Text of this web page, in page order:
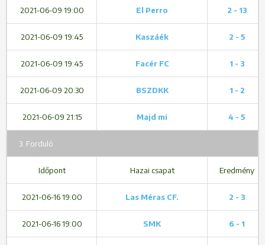
2021-06-09 19:00 El Perro 2 - 13
2021-06-09 19:45 Kaszáék 2 - 5
2021-06-09 19:45 Facér FC 1 - 3
2021-06-09 20:30 BSZDKK 1 - 2
2021-06-09 21:15 Majd mi 4 - 5
3. Forduló
Időpont Hazai csapat Eredmény
2021-06-16 19:00 Las Méras CF. 2 - 3
2021-06-16 19:00 SMK 6 - 1